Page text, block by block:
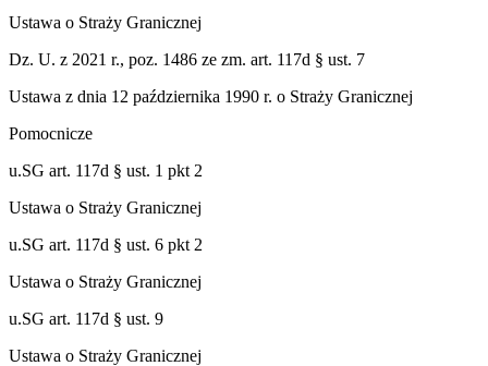
Ustawa o Straży Granicznej
Dz. U. z 2021 r., poz. 1486 ze zm. art. 117d § ust. 7
Ustawa z dnia 12 października 1990 r. o Straży Granicznej
Pomocnicze
u.SG art. 117d § ust. 1 pkt 2
Ustawa o Straży Granicznej
u.SG art. 117d § ust. 6 pkt 2
Ustawa o Straży Granicznej
u.SG art. 117d § ust. 9
Ustawa o Straży Granicznej